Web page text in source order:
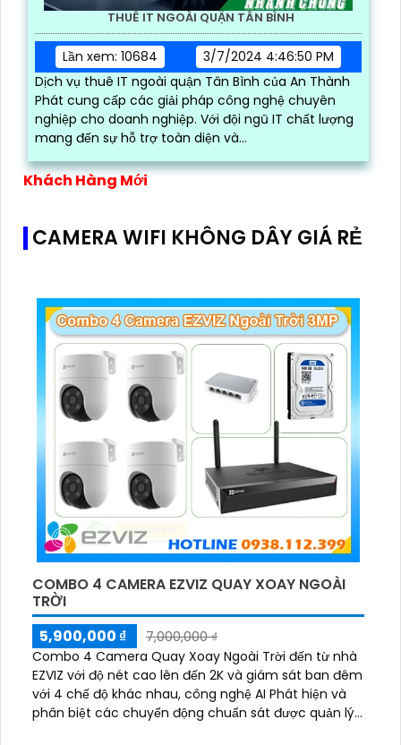
THUÊ IT NGOÀI QUẬN TÂN BÌNH
Lần xem: 10684
3/7/2024 4:46:50 PM
Dịch vụ thuê IT ngoài quận Tân Bình của An Thành
Phát cung cấp các giải pháp công nghệ chuyên
nghiệp cho doanh nghiệp. Với đội ngũ IT chất lượng
mang đến sự hỗ trợ toàn diện và...
Khách Hàng Mới
CAMERA WIFI KHÔNG DÂY GIÁ RẺ
COMBO 4 CAMERA EZVIZ QUAY XOAY NGOÀI
TRỜI
5,900,000 ₫
7,000,000 ₫
Combo 4 Camera Quay Xoay Ngoài Trời đến từ nhà
EZVIZ với độ nét cao lên đến 2K và giám sát ban đêm
với 4 chế độ khác nhau, công nghệ AI Phát hiện và
phân biệt các chuyển động chuẩn sát được quản lý